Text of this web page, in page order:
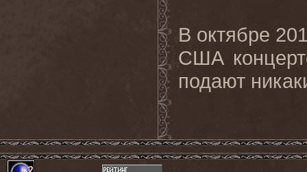
В октябре
США
подают